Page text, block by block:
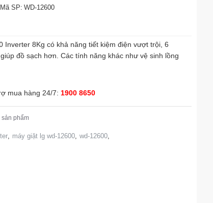
Mã SP: WD-12600
Inverter 8Kg có khả năng tiết kiệm điện vượt trội, 6
đồ sạch hơn. Các tính năng khác như vệ sinh lồng
mua hàng 24/7: 1900 8650
sản phẩm
, máy giặt lg wd-12600, wd-12600,